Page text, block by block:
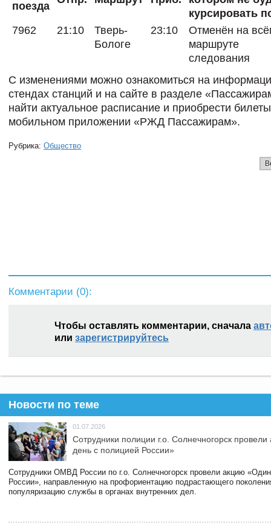
поезда
курсировать
7962
21:10
Тверь-
Бологе
23:10
Отменён на
маршруте
следования
С изменениями можно ознакомиться на
стендах станций и на сайте в разделе
найти актуальное расписание и приобрести
мобильном приложении «РЖД Пассажирам».
Рубрика: Общество
Комментарии (0):
Чтобы оставлять комментарии, сначала
или зарегистрируйтесь
Новости по теме
01.07.2026
Сотрудники полиции г.о. Солнечногорск
день с полицией России»
Сотрудники ОМВД России по г.о. Солнечногорск провели акцию
России», направленную на профориентацию подрастающего
популяризацию службы в органах внутренних дел.